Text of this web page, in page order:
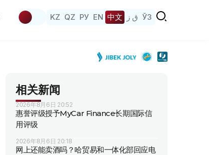
KZ QZ РУ EN 中文 ق ز ЎЗ
相关新闻
2026年8月6日 20:52
惠誉评级授予MyCar Finance长期国际信
用评级
2026年8月6日 20:18
网上还能卖酒吗？哈贸易和一体化部回应电